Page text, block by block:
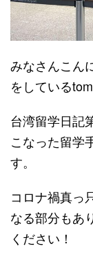
みなさんこん
をしている
台湾留学日記
こなった留学
す。
コロナ禍真っ
なる部分もあ
ください！